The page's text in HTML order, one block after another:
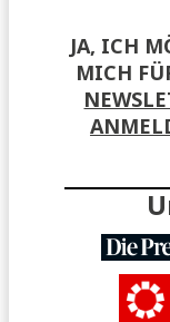
JA, ICH
MICH